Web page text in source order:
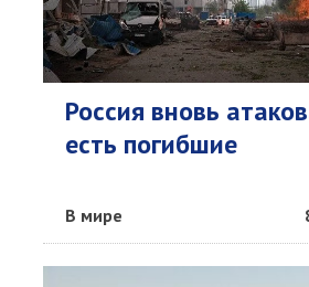
Россия вновь
есть погибшие
В мире